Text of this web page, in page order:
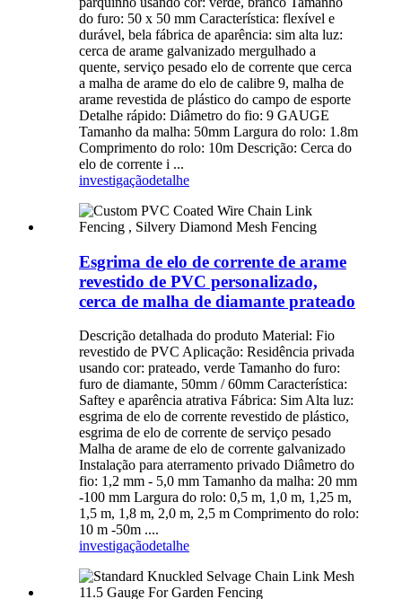
do furo: 50 x 50 mm Característica: flexível e
durável, bela fábrica de aparência: sim alta luz:
cerca de arame galvanizado mergulhado a
quente, serviço pesado elo de corrente que cerca
a malha de arame do elo de calibre 9, malha de
arame revestida de plástico do campo de esporte
Detalhe rápido: Diâmetro do fio: 9 GAUGE
Tamanho da malha: 50mm Largura do rolo: 1.8m
Comprimento do rolo: 10m Descrição: Cerca do
elo de corrente i ...
investigaçãodetalhe
Esgrima de elo de corrente de arame
revestido de PVC personalizado,
cerca de malha de diamante prateado
Descrição detalhada do produto Material: Fio
revestido de PVC Aplicação: Residência privada
usando cor: prateado, verde Tamanho do furo:
furo de diamante, 50mm / 60mm Característica:
Saftey e aparência atrativa Fábrica: Sim Alta luz:
esgrima de elo de corrente revestido de plástico,
esgrima de elo de corrente de serviço pesado
Malha de arame de elo de corrente galvanizado
Instalação para aterramento privado Diâmetro do
fio: 1,2 mm - 5,0 mm Tamanho da malha: 20 mm
-100 mm Largura do rolo: 0,5 m, 1,0 m, 1,25 m,
1,5 m, 1,8 m, 2,0 m, 2,5 m Comprimento do rolo:
10 m -50m ....
investigaçãodetalhe